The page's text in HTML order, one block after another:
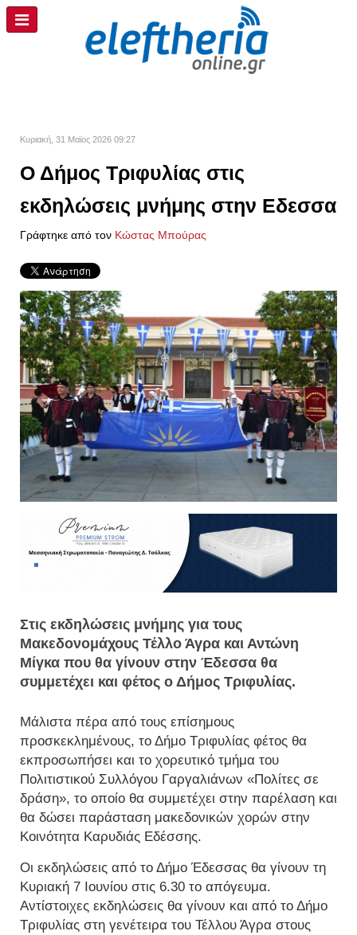
Κυριακή, 31 Μαϊος 2026 09:27
Ο Δήμος Τριφυλίας στις
εκδηλώσεις μνήμης στην Εδεσσα
Γράφτηκε από τον Kώστας Μπούρας
Στις εκδηλώσεις μνήμης για τους
Μακεδονομάχους Τέλλο Άγρα και Αντώνη
Μίγκα που θα γίνουν στην Έδεσσα θα
συμμετέχει και φέτος ο Δήμος Τριφυλίας.
Μάλιστα πέρα από τους επίσημους
προσκεκλημένους, το Δήμο Τριφυλίας φέτος θα
εκπροσωπήσει και το χορευτικό τμήμα του
Πολιτιστικού Συλλόγου Γαργαλιάνων «Πολίτες σε
δράση», το οποίο θα συμμετέχει στην παρέλαση και
θα δώσει παράσταση μακεδονικών χορών στην
Κοινότητα Καρυδιάς Εδέσσης.
Οι εκδηλώσεις από το Δήμο Έδεσσας θα γίνουν τη
Κυριακή 7 Ιουνίου στις 6.30 το απόγευμα.
Αντίστοιχες εκδηλώσεις θα γίνουν και από το Δήμο
Τριφυλίας στη γενέτειρα του Τέλλου Άγρα στους